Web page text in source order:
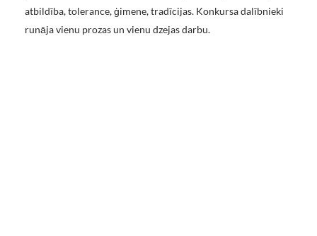
atbildība, tolerance, ģimene, tradīcijas. Konkursa dalībnieki
runāja vienu prozas un vienu dzejas darbu.